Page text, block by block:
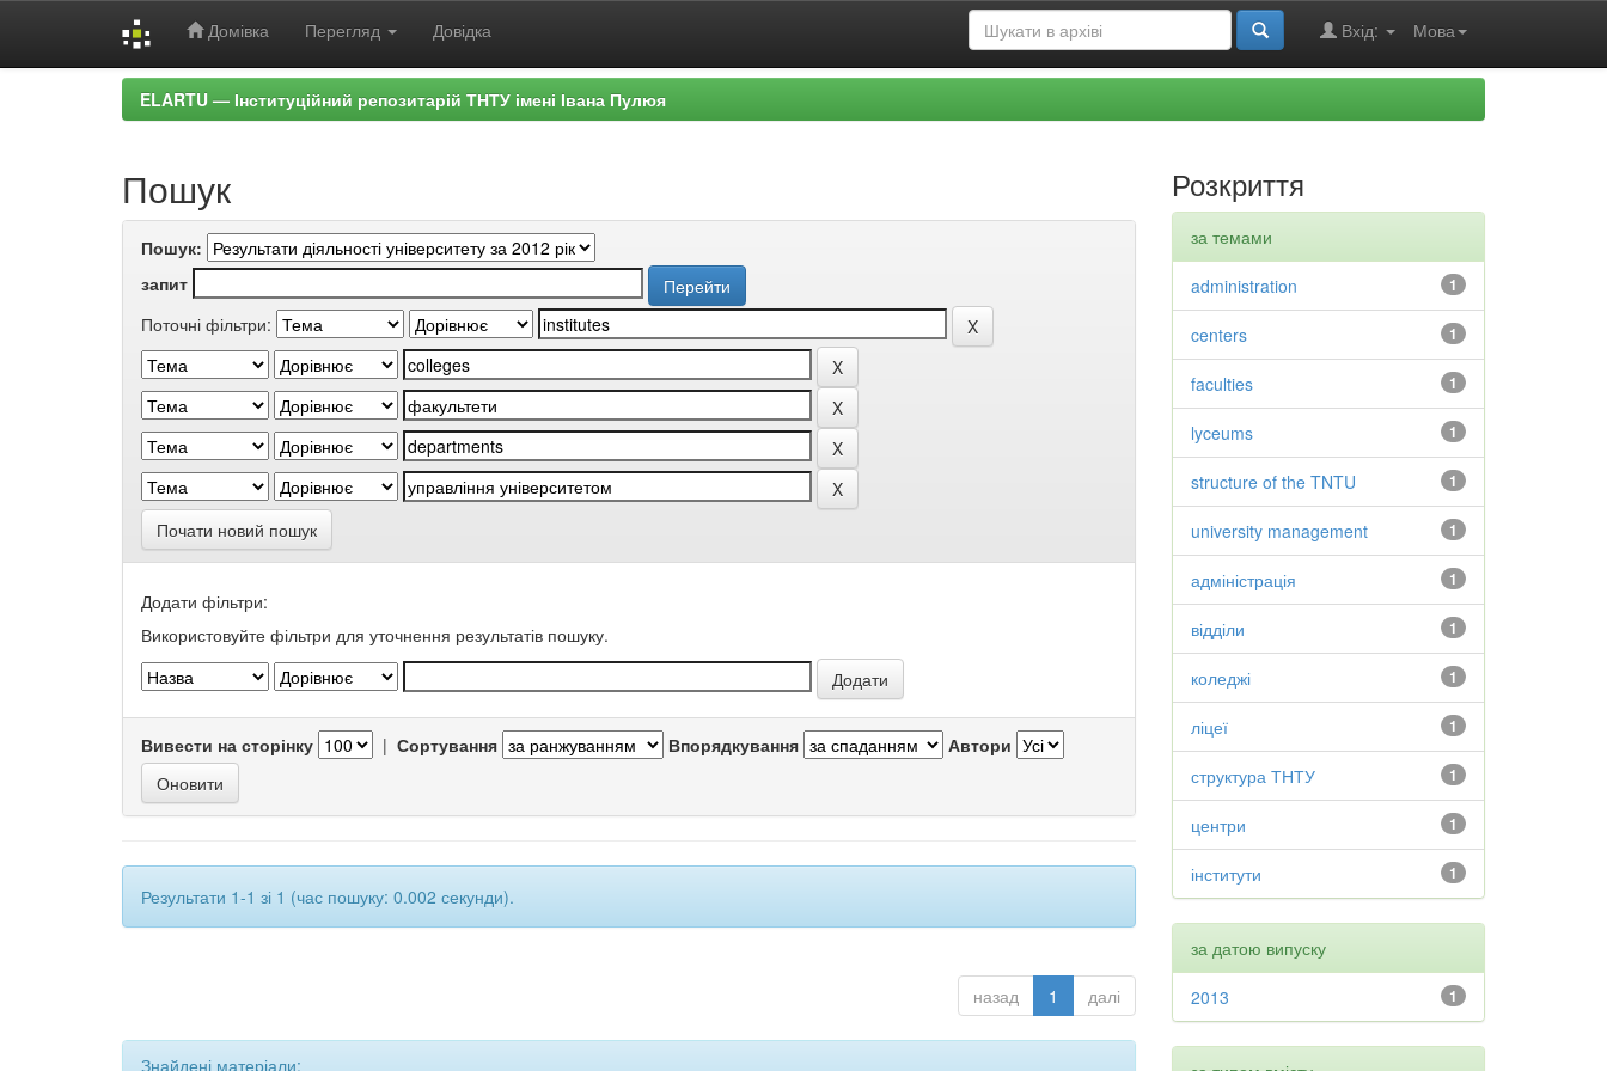
Домівка Перегляд Довідка Мова
Вхід:
ELARTU — Інституційний репозитарій ТНТУ імені Івана Пулюя
Пошук
Пошук:
запит
Поточні фільтри:
Почати новий пошук
Додати фільтри:
Використовуйте фільтри для уточнення результатів пошуку.
Вивести на сторінку | Сортування Впорядкування Автори
Результати 1-1 зі 1 (час пошуку: 0.002 секунди).
назад 1 далі
Знайдені матеріали:
Розкриття
за темами
1
administration
1
centers
1
faculties
1
lyceums
1
structure of the TNTU
1
university management
1
адміністрація
1
відділи
1
коледжі
1
ліцеї
1
структура ТНТУ
1
центри
1
інститути
за датою випуску
1
2013